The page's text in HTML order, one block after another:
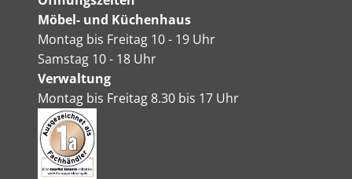
Möbel- und Küchenhaus
Montag bis Freitag 10 - 19 Uhr
Samstag 10 - 18 Uhr
Verwaltung
Montag bis Freitag 8.30 bis 17 Uhr